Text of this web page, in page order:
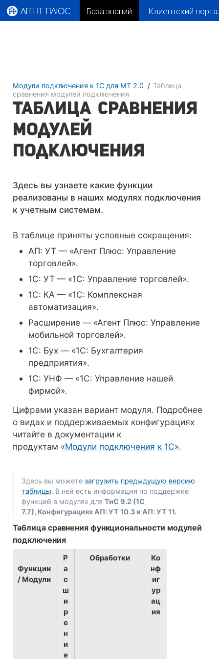
АГЕНТ ПЛЮС База знаний Клиентский
Модули подключения к 1С для МТ 2.0
Таблица
сравнения модулей подключения
Таблица сравнения
модулей
подключения
Здесь вы узнаете какие функции
реализованы в наших модулях подключения
к учетным системам.
В таблице приняты условные сокращения:
АП: УТ — «Агент Плюс: Управление
торговлей».
1С: УТ — «1С: Управление торговлей».
1С: КА — «1С: Комплексная
автоматизация».
Расширение — «Агент Плюс: Управление
мобильной торговлей».
1С: Бух — «1С: Бухгалтерия
предприятия».
1С: УНФ — «1С: Управление нашей
фирмой».
Цифрами указан вариант модуля. Подробнее
о видах и поддерживаемых конфигурациях
читайте в документации к
продуктам «Модули подключения к 1С».
Здесь вы можете загрузить предыдущую версию
таблицы. В ней есть информация по поддержке
функций в модулях для ТиС 9.2 (1С
7.7), Конфигурациях АП: УТ 10.3 и АП: УТ 11.
Таблица сравнения функциональности модулей
подключения
Функции
/ Модули
Р
а
с
ш
и
р
е
н
и
е
Обработки
Ко
нф
иг
ур
ац
ия